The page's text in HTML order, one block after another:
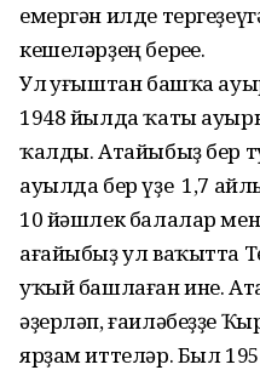
емергән илде
кешеләрҙең береһе.
Ул һуғыштан башҡа
1948 йылда ҡаты
ҡалды. Атайыбыҙ бер
ауылда бер үҙе 1,7
10 йәшлек балалар
ағайыбыҙ ул ваҡытта
уҡый башлаған ине.
әҙерләп, ғаиләбеҙҙе
ярҙам иттеләр. Был